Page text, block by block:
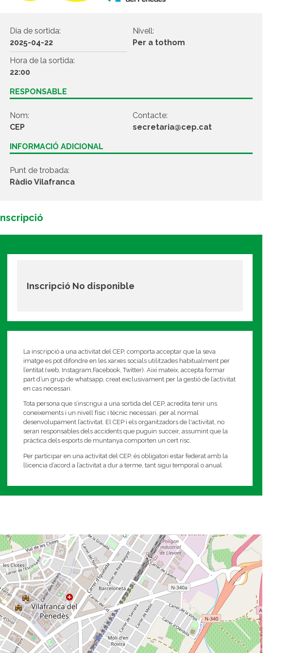
Dia de sortida:
2025-04-22
Nivell:
Per a tothom
Hora de la sortida:
22:00
RESPONSABLE
Nom:
CEP
Contacte:
secretaria@cep.cat
INFORMACIÓ ADICIONAL
Punt de trobada:
Ràdio Vilafranca
Inscripció
Inscripció No disponible
La inscripció a una activitat del CEP, comporta acceptar que la seva
imatge es pot difondre en les xarxes socials utilitzades habitualment per
l’entitat.(web, Instagram,Facebook, Twitter). Així mateix, accepta formar
part d’un grup de whatsapp, creat exclusivament per la gestió de l’activitat
en cas necessari.
Tota persona que s’inscrigui a una sortida del CEP, acredita tenir uns
coneixements i un nivell físic i tècnic necessari, per al normal
desenvolupament l’activitat. El CEP i els organitzadors de l'activitat, no
seran responsables dels accidents que puguin succeir, assumint que la
pràctica dels esports de muntanya comporten un cert risc.
Per participar en una activitat del CEP, és obligatori estar federat amb la
llicencia d’acord a l’activitat a dur a terme, tant sigui temporal o anual.